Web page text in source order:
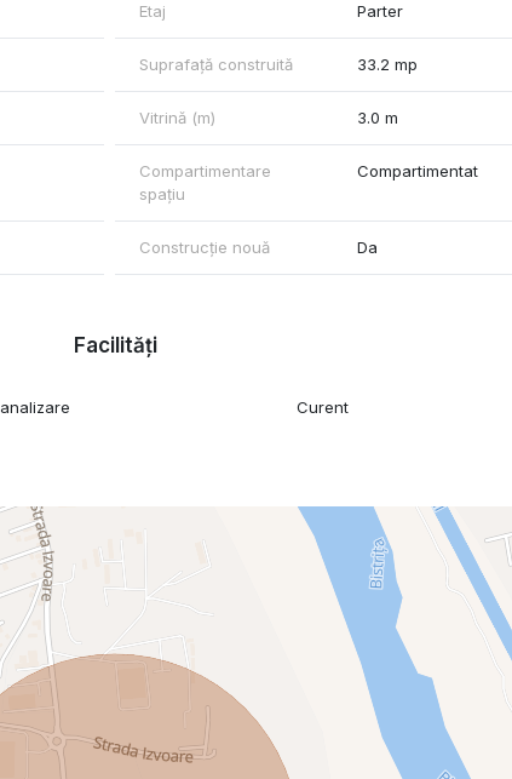
contactează-mă!
Etaj Parter
Suprafață construită 33.2 mp
Vitrină (m) 3.0 m
Compartimentare
spațiu
Compartimentat
Construcție nouă Da
Facilități
Curent